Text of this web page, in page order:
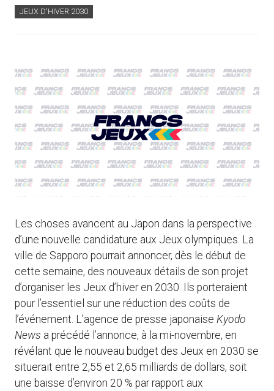
JEUX D'HIVER 2030
Les choses avancent au Japon dans la perspective
d’une nouvelle candidature aux Jeux olympiques. La
ville de Sapporo pourrait annoncer, dès le début de
cette semaine, des nouveaux détails de son projet
d’organiser les Jeux d’hiver en 2030. Ils porteraient
pour l’essentiel sur une réduction des coûts de
l’événement. L’agence de presse japonaise Kyodo
News a précédé l’annonce, à la mi-novembre, en
révélant que le nouveau budget des Jeux en 2030 se
situerait entre 2,55 et 2,65 milliards de dollars, soit
une baisse d’environ 20 % par rapport aux